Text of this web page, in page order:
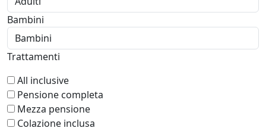
Bambini
Trattamenti
All inclusive
Pensione completa
Mezza pensione
Colazione inclusa